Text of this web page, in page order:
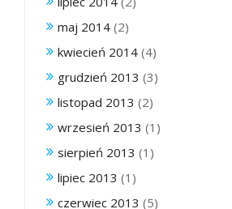
maj 2014 (2)
kwiecień 2014 (4)
grudzień 2013 (3)
listopad 2013 (2)
wrzesień 2013 (1)
sierpień 2013 (1)
lipiec 2013 (1)
czerwiec 2013 (5)